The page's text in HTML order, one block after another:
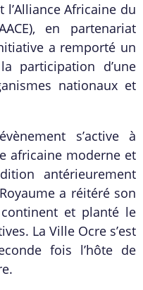
l’Alliance Africaine du
en partenariat
a remporté un
participation d’une
nationaux et
s’active à
africaine moderne et
antérieurement
a réitéré son
et planté le
La Ville Ocre s’est
fois l’hôte de